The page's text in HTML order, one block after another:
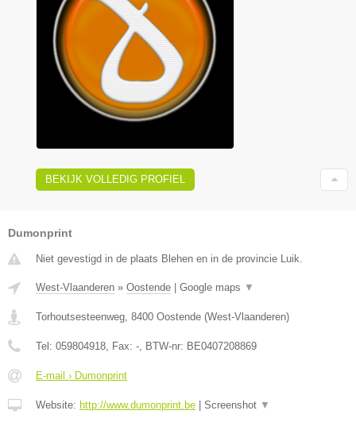
BEKIJK VOLLEDIG PROFIEL
Dumonprint
Niet gevestigd in de plaats Blehen en in de provincie Luik.
West-Vlaanderen » Oostende Google maps ▼
Torhoutsesteenweg 8400 Oostende (West-Vlaanderen)
Tel: 059804918 , Fax: - , BTW-nr: BE0407208869
E-mail › Dumonprint
Website: http://www.dumonprint.be Screenshot ▼